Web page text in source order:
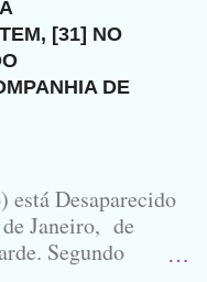
O DONO DO
NO
ZÉ DO RÁDIO
FOTO
FOTO
VEÍCULO
ACIDENTE UMA
VOCÊS
QUE TODAS...
LOCAL.
QUE ESTÁ
A
ELE TENHA
CRUZ DO
PERNAMBUCO...
[31] NO
DE
Desaparecido
Janeiro, de
Segundo